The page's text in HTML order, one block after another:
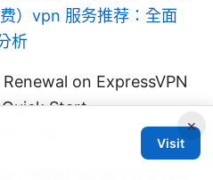
）vpn 服务推荐：全面
析
on ExpressVPN
Start,
Tips
reddit guide for 2025:
×
Visit